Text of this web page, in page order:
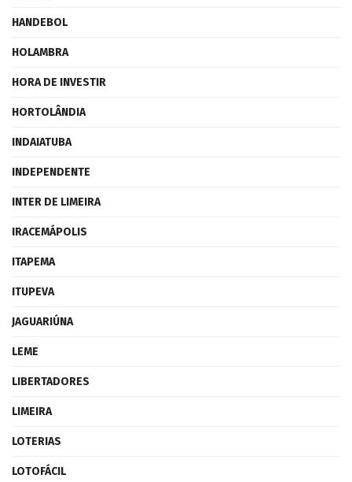
HANDEBOL
HOLAMBRA
HORA DE INVESTIR
HORTOLÂNDIA
INDAIATUBA
INDEPENDENTE
INTER DE LIMEIRA
IRACEMÁPOLIS
ITAPEMA
ITUPEVA
JAGUARIÚNA
LEME
LIBERTADORES
LIMEIRA
LOTERIAS
LOTOFÁCIL